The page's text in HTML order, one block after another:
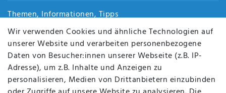
Themen, Informationen, Tipps
Jobs
Über uns
Kontakt
Datenschutz
AGB
FAQ
Wir verwenden Cookies und ähnliche Technologien auf
unserer Website und verarbeiten personenbezogene
Daten von Besucher:innen unserer Webseite (z.B. IP-
Adresse), um z.B. Inhalte und Anzeigen zu
personalisieren, Medien von Drittanbietern einzubinden